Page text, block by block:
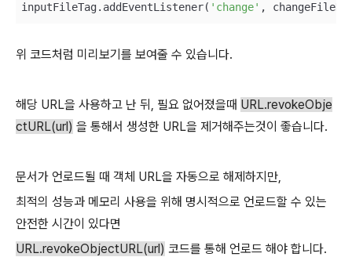
inputFileTag.addEventListener( 'change'
위 코드처럼 미리보기를 보여줄 수 있습니다.
해당 URL을 사용하고 난 뒤, 필요 없어졌을때 URL.revokeObje
ctURL(url) 을 통해서 생성한 URL을 제거해주는것이 좋습니다.
문서가 언로드될 때 객체 URL을 자동으로 해제하지만,
최적의 성능과 메모리 사용을 위해 명시적으로 언로드할 수 있는
안전한 시간이 있다면
URL.revokeObjectURL(url) 코드를 통해 언로드 해야 합니다.